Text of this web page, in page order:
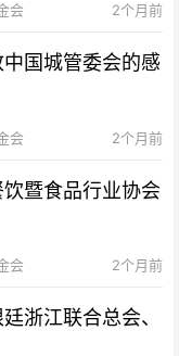
会 2个月前
国城管委会的感
会 2个月前
暨食品行业协会
会 2个月前
浙江联合总会、